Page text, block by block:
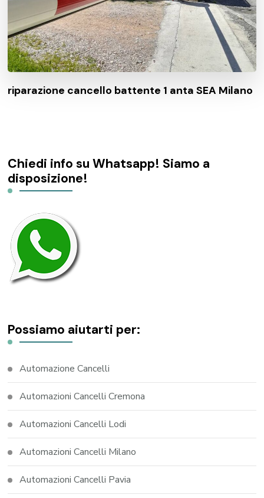
riparazione cancello battente 1 anta SEA Milano
Chiedi info su Whatsapp! Siamo a
disposizione!
Possiamo aiutarti per:
Automazione Cancelli
Automazioni Cancelli Cremona
Automazioni Cancelli Lodi
Automazioni Cancelli Milano
Automazioni Cancelli Pavia